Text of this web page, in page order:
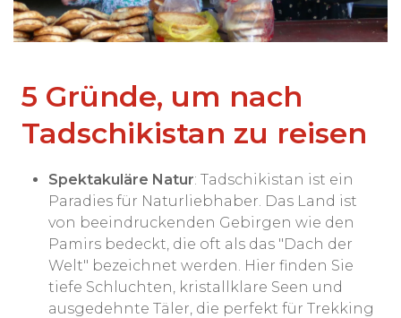
5 Gründe, um nach
Tadschikistan zu reisen
Spektakuläre Natur: Tadschikistan ist ein
Paradies für Naturliebhaber. Das Land ist
von beeindruckenden Gebirgen wie den
Pamirs bedeckt, die oft als das "Dach der
Welt" bezeichnet werden. Hier finden Sie
tiefe Schluchten, kristallklare Seen und
ausgedehnte Täler, die perfekt für Trekking